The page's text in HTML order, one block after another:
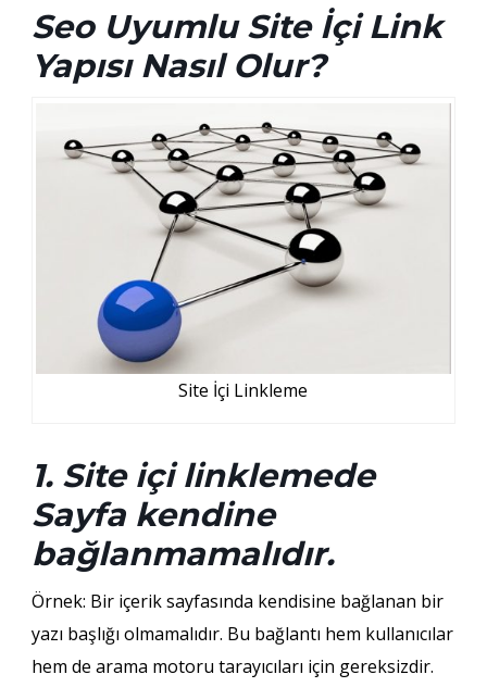
Seo Uyumlu Site İçi Link
Yapısı Nasıl Olur?
Site İçi Linkleme
1. Site içi linklemede
Sayfa kendine
bağlanmamalıdır.
Örnek: Bir içerik sayfasında kendisine bağlanan bir
yazı başlığı olmamalıdır. Bu bağlantı hem kullanıcılar
hem de arama motoru tarayıcıları için gereksizdir.